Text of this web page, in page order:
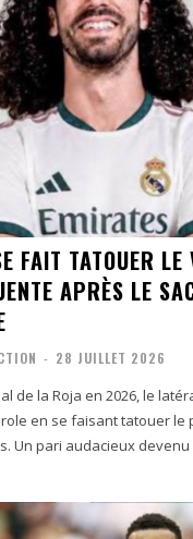
FAIT TATOUER LE
APRÈS LE
- 28 JUILLET 2026
de la Roja en 2026, le
en se faisant tatouer le
Un pari audacieux